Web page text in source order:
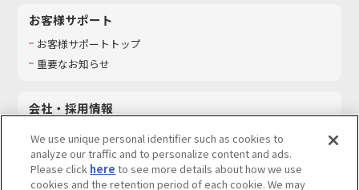
お客様サポート
お客様サポートトップ
重要なお知らせ
会社・採用情報
採用情報
サステナビリティ
We use unique personal identifier such as cookies to
analyze our traffic and to personalize content and ads.
Please click here to see more details about how we use
cookies and the retention period of each cookie. We may